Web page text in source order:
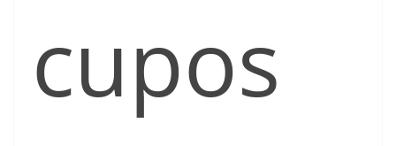
cupos